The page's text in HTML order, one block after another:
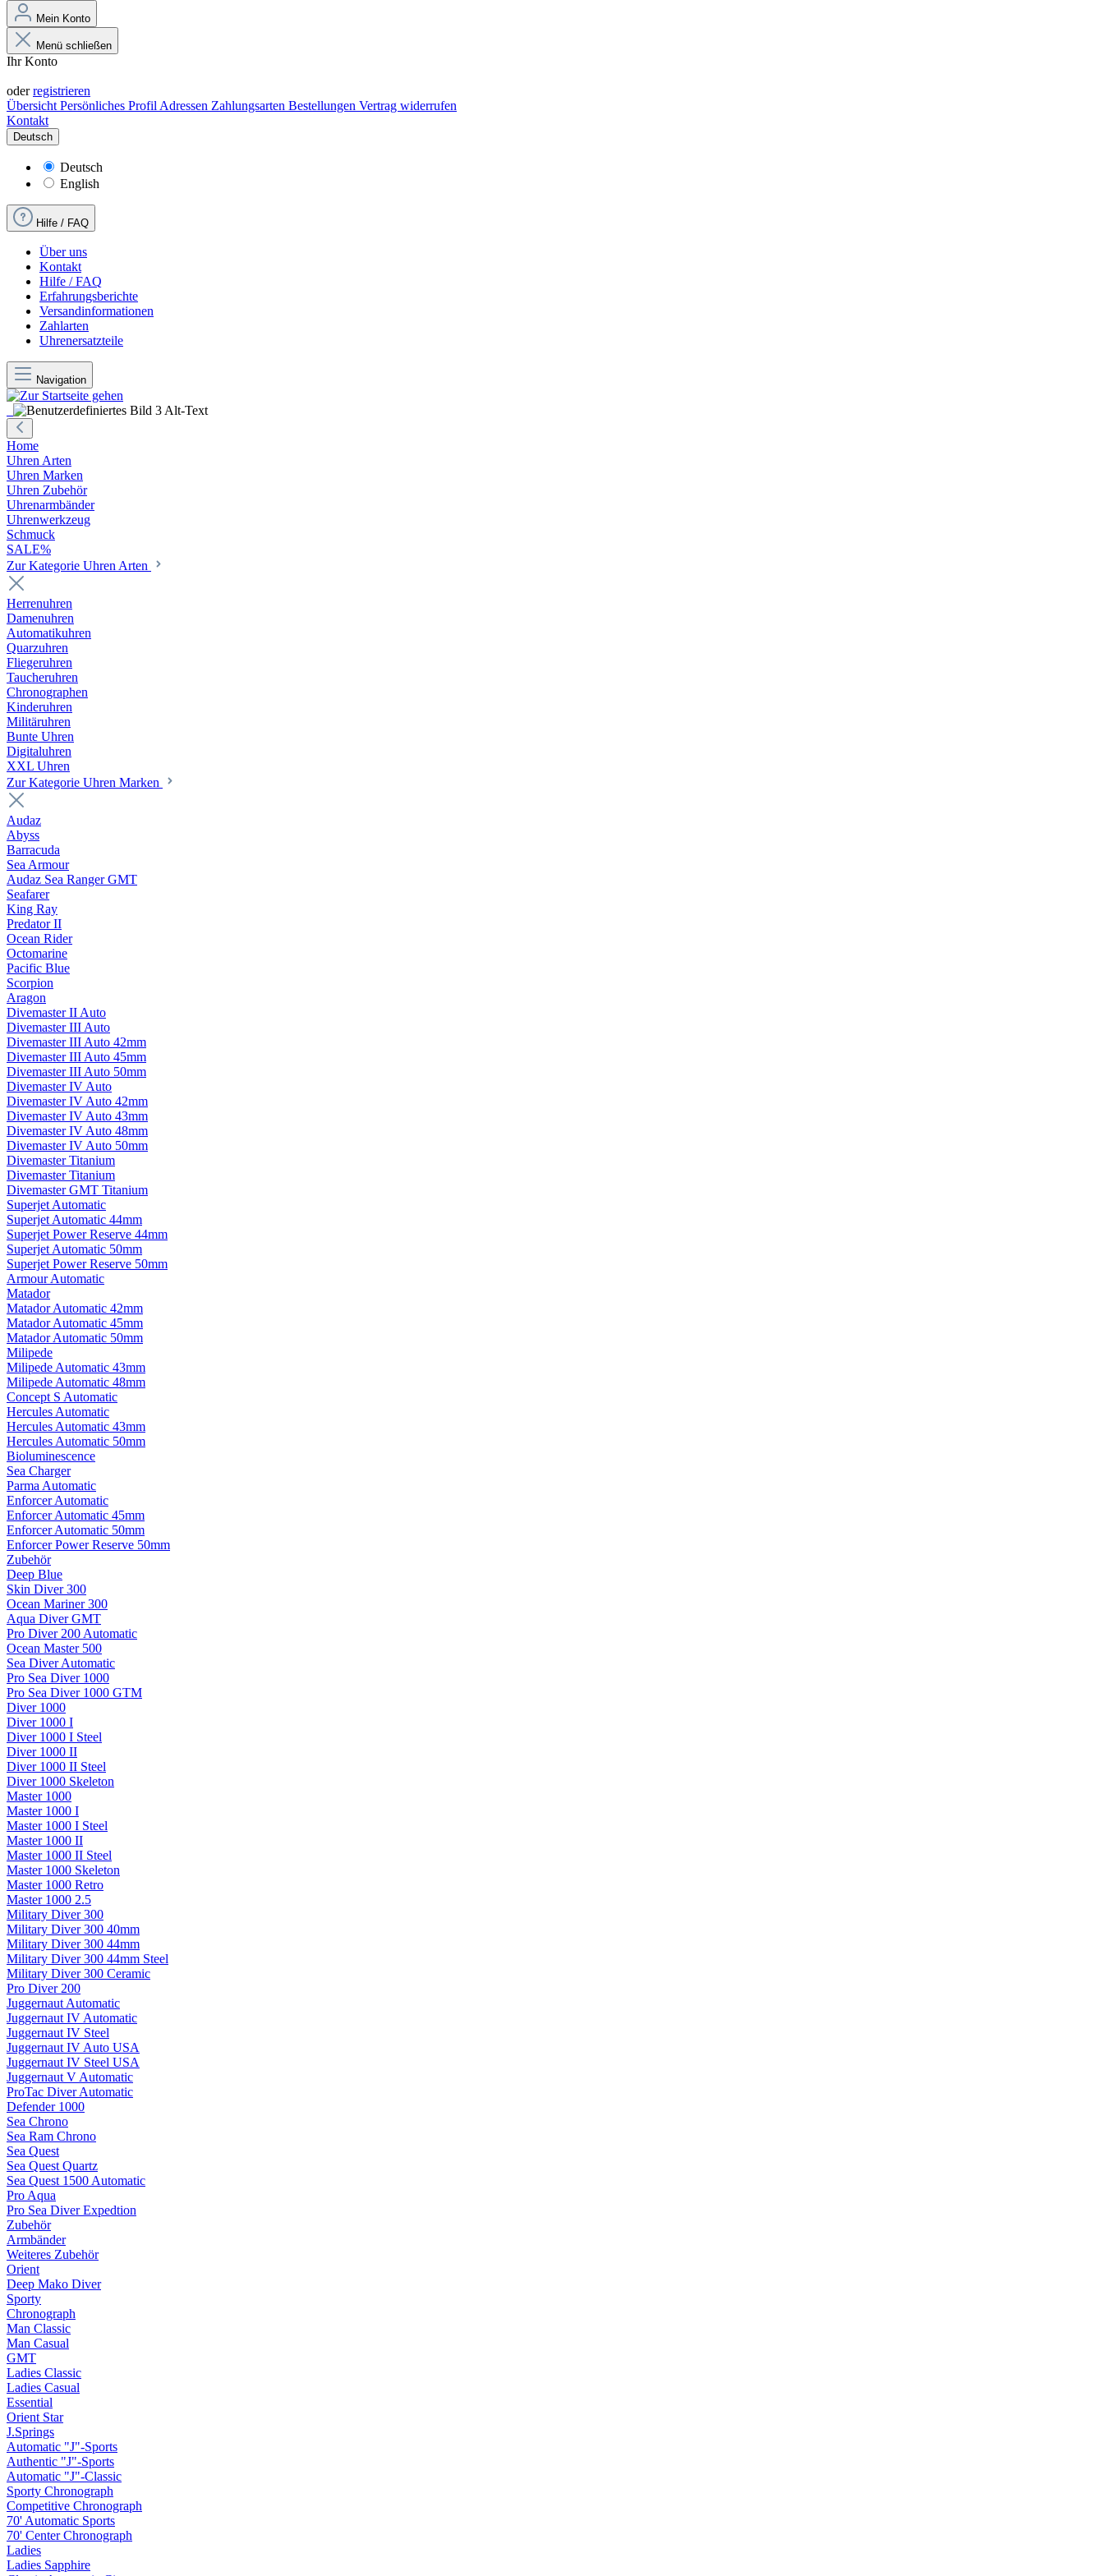
Mein Konto
Menü schließen
Ihr Konto
oderregistrieren
Übersicht Persönliches Profil Adressen Zahlungsarten Bestellungen Vertrag widerrufen
Kontakt
Deutsch
Deutsch
English
Hilfe / FAQ
Über uns
Kontakt
Hilfe / FAQ
Erfahrungsberichte
Versandinformationen
Zahlarten
Uhrenersatzteile
Navigation
Home
Uhren Arten
Uhren Marken
Uhren Zubehör
Uhrenarmbänder
Uhrenwerkzeug
Schmuck
SALE%
Zur Kategorie Uhren Arten
Herrenuhren
Damenuhren
Automatikuhren
Quarzuhren
Fliegeruhren
Taucheruhren
Chronographen
Kinderuhren
Militäruhren
Bunte Uhren
Digitaluhren
XXL Uhren
Zur Kategorie Uhren Marken
Audaz
Abyss
Barracuda
Sea Armour
Audaz Sea Ranger GMT
Seafarer
King Ray
Predator II
Ocean Rider
Octomarine
Pacific Blue
Scorpion
Aragon
Divemaster II Auto
Divemaster III Auto
Divemaster III Auto 42mm
Divemaster III Auto 45mm
Divemaster III Auto 50mm
Divemaster IV Auto
Divemaster IV Auto 42mm
Divemaster IV Auto 43mm
Divemaster IV Auto 48mm
Divemaster IV Auto 50mm
Divemaster Titanium
Divemaster Titanium
Divemaster GMT Titanium
Superjet Automatic
Superjet Automatic 44mm
Superjet Power Reserve 44mm
Superjet Automatic 50mm
Superjet Power Reserve 50mm
Armour Automatic
Matador
Matador Automatic 42mm
Matador Automatic 45mm
Matador Automatic 50mm
Milipede
Milipede Automatic 43mm
Milipede Automatic 48mm
Concept S Automatic
Hercules Automatic
Hercules Automatic 43mm
Hercules Automatic 50mm
Bioluminescence
Sea Charger
Parma Automatic
Enforcer Automatic
Enforcer Automatic 45mm
Enforcer Automatic 50mm
Enforcer Power Reserve 50mm
Zubehör
Deep Blue
Skin Diver 300
Ocean Mariner 300
Aqua Diver GMT
Pro Diver 200 Automatic
Ocean Master 500
Sea Diver Automatic
Pro Sea Diver 1000
Pro Sea Diver 1000 GTM
Diver 1000
Diver 1000 I
Diver 1000 I Steel
Diver 1000 II
Diver 1000 II Steel
Diver 1000 Skeleton
Master 1000
Master 1000 I
Master 1000 I Steel
Master 1000 II
Master 1000 II Steel
Master 1000 Skeleton
Master 1000 Retro
Master 1000 2.5
Military Diver 300
Military Diver 300 40mm
Military Diver 300 44mm
Military Diver 300 44mm Steel
Military Diver 300 Ceramic
Pro Diver 200
Juggernaut Automatic
Juggernaut IV Automatic
Juggernaut IV Steel
Juggernaut IV Auto USA
Juggernaut IV Steel USA
Juggernaut V Automatic
ProTac Diver Automatic
Defender 1000
Sea Chrono
Sea Ram Chrono
Sea Quest
Sea Quest Quartz
Sea Quest 1500 Automatic
Pro Aqua
Pro Sea Diver Expedtion
Zubehör
Armbänder
Weiteres Zubehör
Orient
Deep Mako Diver
Sporty
Chronograph
Man Classic
Man Casual
GMT
Ladies Classic
Ladies Casual
Essential
Orient Star
J.Springs
Automatic "J"-Sports
Authentic "J"-Sports
Automatic "J"-Classic
Sporty Chronograph
Competitive Chronograph
70' Automatic Sports
70' Center Chronograph
Ladies
Ladies Sapphire